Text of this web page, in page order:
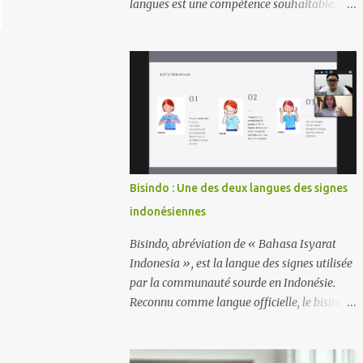
d'achat et de vente de légumes, de viande ou
Route pavée Pinggir! = Dit au conducteur de
transport en commun lorsqu'un passa...
langues est une compétence souhaitable.
hyperpolyglotte (quelqu'un qui parle
couramment six, dix, voire vingt langues) ?
Les hyperpolyglottes ne naissent pas avec
des capacités extraordinaires, ils sont le fruit
de leur dévouement, de leur stratégie et d’un
langues peuvent être similaires ou
identiques de diverses manières, par
exemple par le biais d'un vocabulaire, d'une
grammaire ou de racines historiques
communes. Dans cet article, vous
découvrirez quelques exemples de langues
similaires ou identiques que vous pouvez
portugais : Les locuteurs de ces deux langues
Bisindo : Une des deux langues des signes
indonésiennes
Bisindo, abréviation de « Bahasa Isyarat
Indonesia », est la langue des signes utilisée
par la communauté sourde en Indonésie.
Reconnu comme langue officielle, le bisindo